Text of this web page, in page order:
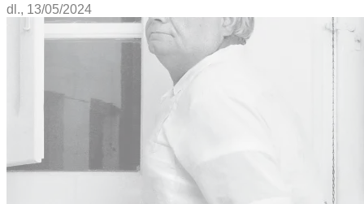
dl., 13/05/2024